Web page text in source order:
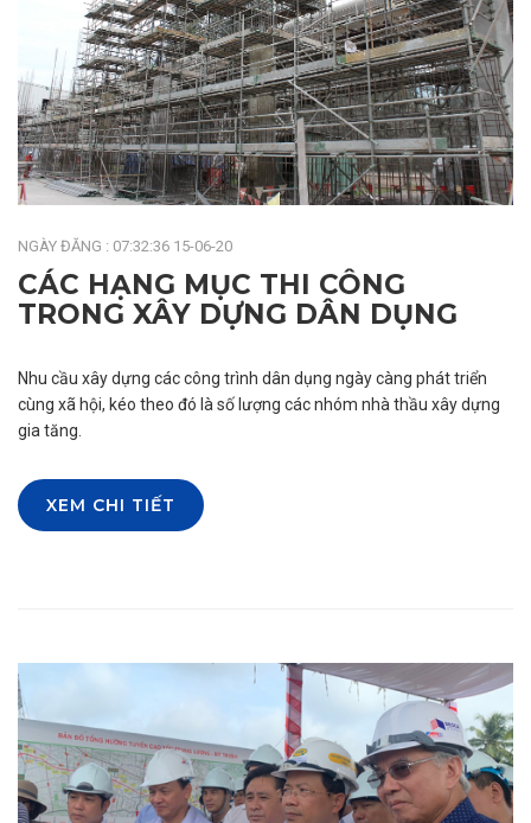
NGÀY ĐĂNG : 07:32:36 15-06-20
CÁC HẠNG MỤC THI CÔNG
TRONG XÂY DỰNG DÂN DỤNG
Nhu cầu xây dựng các công trình dân dụng ngày càng phát triển
cùng xã hội, kéo theo đó là số lượng các nhóm nhà thầu xây dựng
gia tăng.
XEM CHI TIẾT